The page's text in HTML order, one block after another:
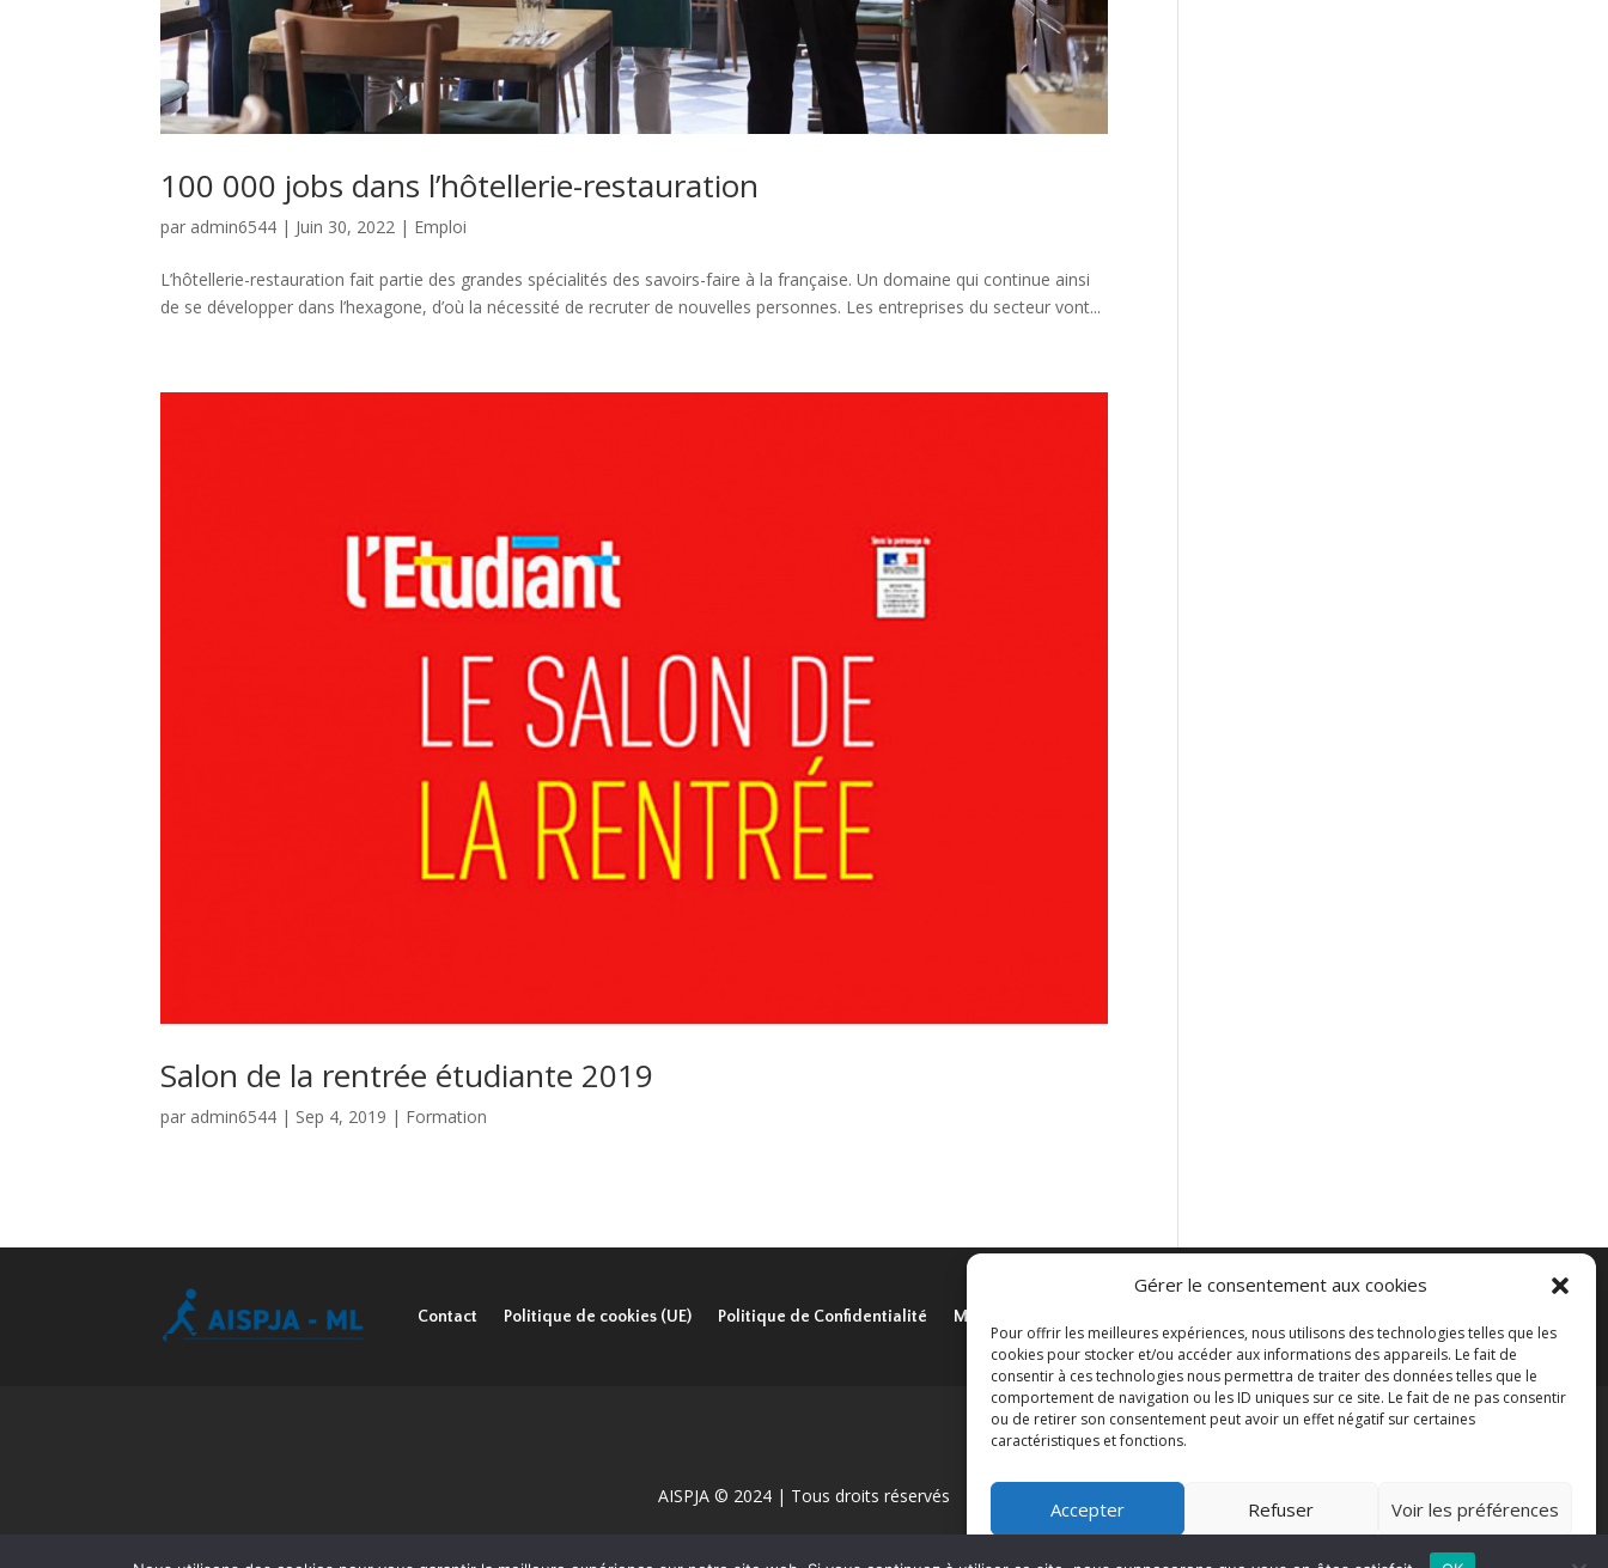
Gérer le consentement aux cookies
Pour offrir les meilleures expériences, nous utilisons des technologies telles que les
cookies pour stocker et/ou accéder aux informations des appareils. Le fait de
consentir à ces technologies nous permettra de traiter des données telles que le
comportement de navigation ou les ID uniques sur ce site. Le fait de ne pas consentir
ou de retirer son consentement peut avoir un effet négatif sur certaines
caractéristiques et fonctions.
Accepter Refuser Voir les préférences
Politique de cookies
100 000 jobs dans l’hôtellerie-restauration
par admin6544 | Juin 30, 2022 | Emploi
L’hôtellerie-restauration fait partie des grandes spécialités des savoirs-faire à la française. Un domaine qui continue ainsi
de se développer dans l’hexagone, d’où la nécessité de recruter de nouvelles personnes. Les entreprises du secteur vont...
Salon de la rentrée étudiante 2019
par admin6544 | Sep 4, 2019 | Formation
Contact Politique de cookies (UE) Politique de Confidentialité Mentions légales
AISPJA © 2024 | Tous droits réservés